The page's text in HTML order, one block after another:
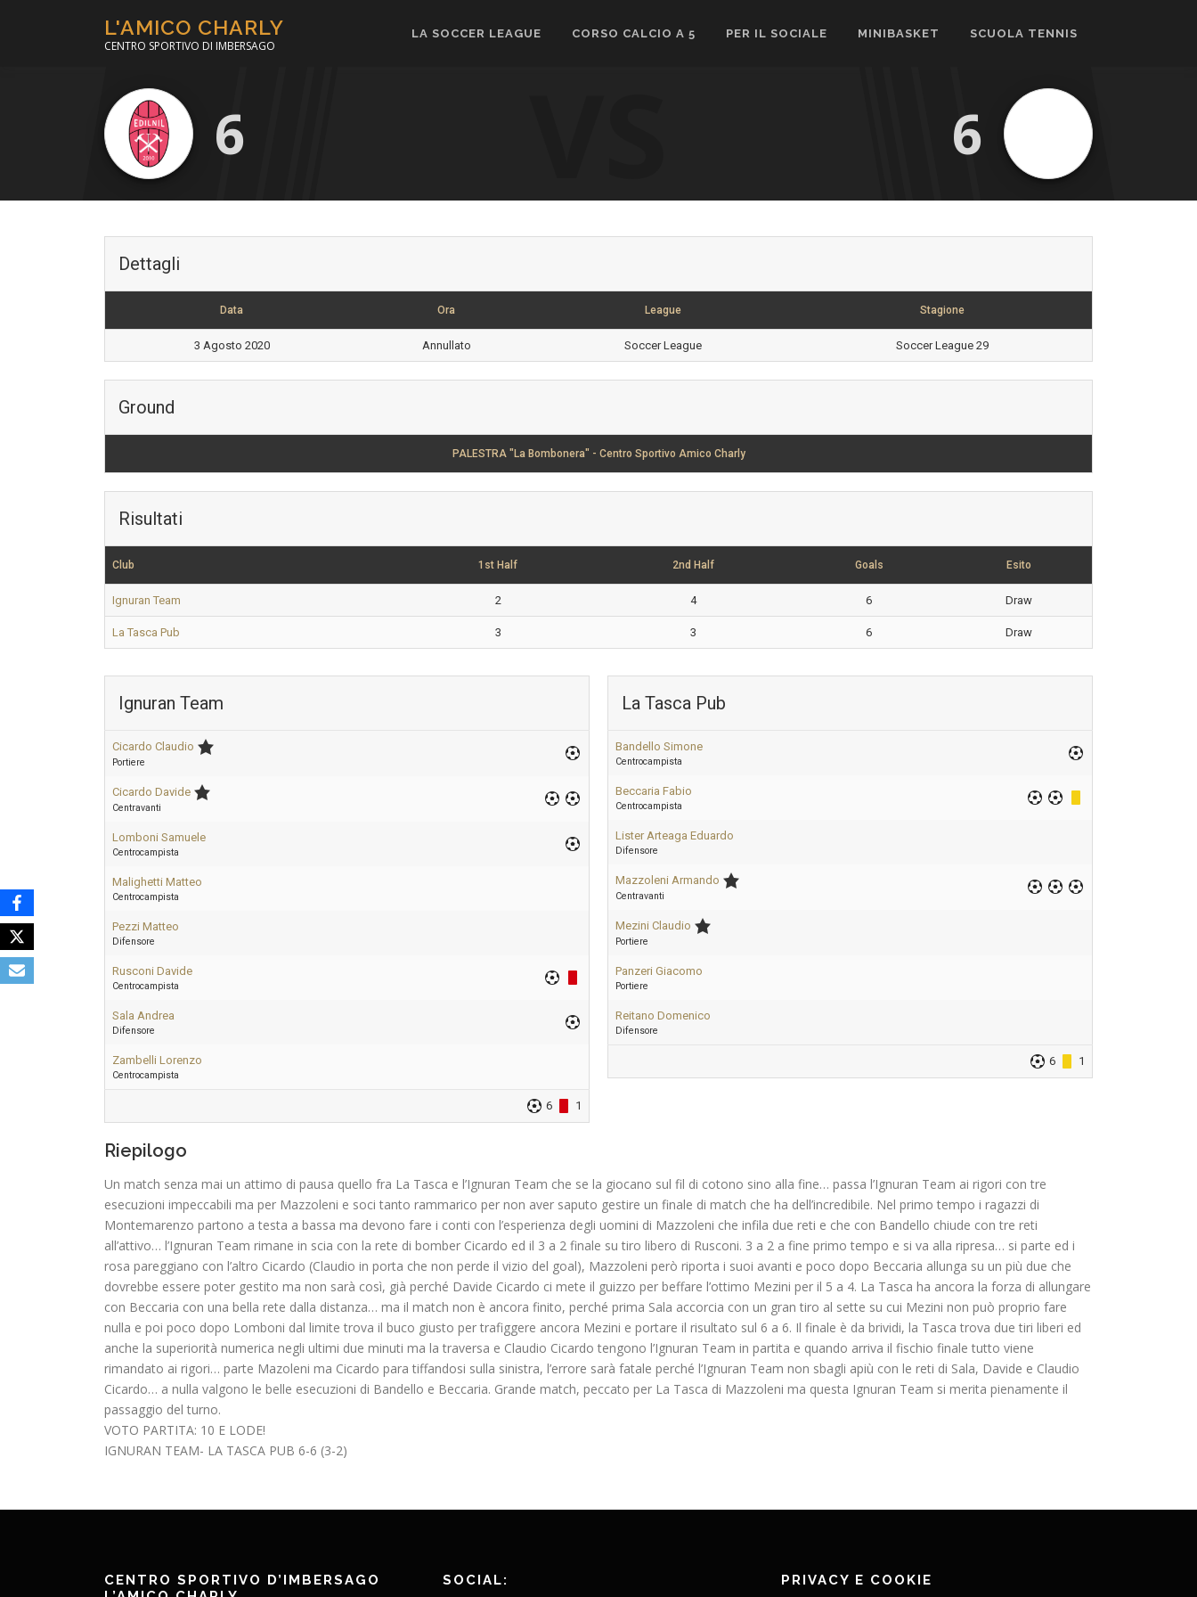
L'AMICO CHARLY
CENTRO SPORTIVO DI IMBERSAGO
LA SOCCER LEAGUE CORSO CALCIO A 5 PER IL SOCIALE MINIBASKET SCUOLA TENNIS
6 6
Dettagli
Data Ora League Stagione
3 Agosto 2020 Annullato Soccer League Soccer League 29
Ground
PALESTRA "La Bombonera" - Centro Sportivo Amico Charly
Risultati
Club 1st Half 2nd Half Goals Esito
Ignuran Team 2 4 6 Draw
La Tasca Pub 3 3 6 Draw
Ignuran Team
Cicardo Claudio
Portiere
Cicardo Davide
Centravanti
Lomboni Samuele
Centrocampista
Malighetti Matteo
Centrocampista
Pezzi Matteo
Difensore
Rusconi Davide
Centrocampista
Sala Andrea
Difensore
Zambelli Lorenzo
Centrocampista
6 1
La Tasca Pub
Bandello Simone
Centrocampista
Beccaria Fabio
Centrocampista
Lister Arteaga Eduardo
Difensore
Mazzoleni Armando
Centravanti
Mezini Claudio
Portiere
Panzeri Giacomo
Portiere
Reitano Domenico
Difensore
6 1
Riepilogo
Un match senza mai un attimo di pausa quello fra La Tasca e l’Ignuran Team che se la giocano sul fil di cotono sino alla fine… passa l’Ignuran Team ai rigori con tre
esecuzioni impeccabili ma per Mazzoleni e soci tanto rammarico per non aver saputo gestire un finale di match che ha dell’incredibile. Nel primo tempo i ragazzi di
Montemarenzo partono a testa a bassa ma devono fare i conti con l’esperienza degli uomini di Mazzoleni che infila due reti e che con Bandello chiude con tre reti
all’attivo… l’Ignuran Team rimane in scia con la rete di bomber Cicardo ed il 3 a 2 finale su tiro libero di Rusconi. 3 a 2 a fine primo tempo e si va alla ripresa… si parte ed i
rosa pareggiano con l’altro Cicardo (Claudio in porta che non perde il vizio del goal), Mazzoleni però riporta i suoi avanti e poco dopo Beccaria allunga su un più due che
dovrebbe essere poter gestito ma non sarà così, già perché Davide Cicardo ci mete il guizzo per beffare l’ottimo Mezini per il 5 a 4. La Tasca ha ancora la forza di allungare
con Beccaria con una bella rete dalla distanza… ma il match non è ancora finito, perché prima Sala accorcia con un gran tiro al sette su cui Mezini non può proprio fare
nulla e poi poco dopo Lomboni dal limite trova il buco giusto per trafiggere ancora Mezini e portare il risultato sul 6 a 6. Il finale è da brividi, la Tasca trova due tiri liberi ed
anche la superiorità numerica negli ultimi due minuti ma la traversa e Claudio Cicardo tengono l’Ignuran Team in partita e quando arriva il fischio finale tutto viene
rimandato ai rigori… parte Mazoleni ma Cicardo para tiffandosi sulla sinistra, l’errore sarà fatale perché l’Ignuran Team non sbagli apiù con le reti di Sala, Davide e Claudio
Cicardo… a nulla valgono le belle esecuzioni di Bandello e Beccaria. Grande match, peccato per La Tasca di Mazzoleni ma questa Ignuran Team si merita pienamente il
passaggio del turno.
VOTO PARTITA: 10 E LODE!
IGNURAN TEAM- LA TASCA PUB 6-6 (3-2)
CENTRO SPORTIVO D’IMBERSAGO
SOCIAL: PRIVACY E COOKIE